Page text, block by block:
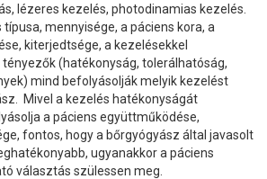
lézeres kezelés, photodinamias kezelés.
mennyisége, a páciens kora, a
kiterjedtsége, a kezelésekkel
(hatékonyság, tolerálhatóság,
mind befolyásolják melyik kezelést
Mivel a kezelés hatékonyságát
a páciens együttműködése,
fontos, hogy a bőrgyógyász által javasolt
ugyanakkor a páciens
választás szülessen meg.